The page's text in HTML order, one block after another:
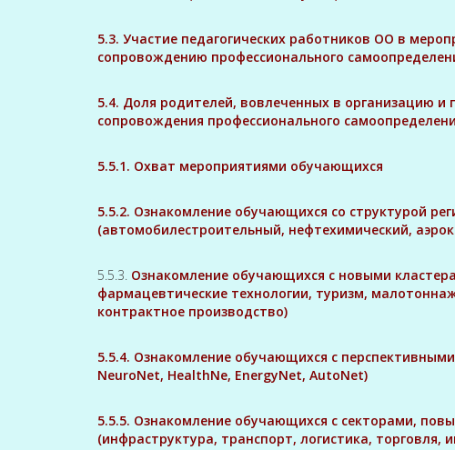
5.3. Участие педагогических работников ОО в
сопровождению профессионального
5.4. Доля родителей, вовлеченных в организацию
сопровождения профессионального
5.5.1. Охват мероприятиями обучающихся
5.5.2. Ознакомление обучающихся со структурой
(автомобилестроительный, нефтехимический,
5.5.3. Ознакомление обучающихся с новыми
фармацевтические технологии, туризм,
контрактное производство)
5.5.4. Ознакомление обучающихся с
NeuroNet, HealthNe, EnergyNet, AutoNet)
5.5.5. Ознакомление обучающихся с секторами,
(инфраструктура, транспорт, логистика, торговля,